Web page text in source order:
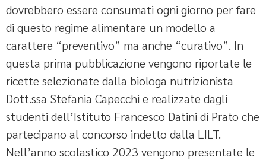
dovrebbero essere consumati ogni giorno per fare
di questo regime alimentare un modello a
carattere “preventivo” ma anche “curativo”. In
questa prima pubblicazione vengono riportate le
ricette selezionate dalla biologa nutrizionista
Dott.ssa Stefania Capecchi e realizzate dagli
studenti dell’Istituto Francesco Datini di Prato che
partecipano al concorso indetto dalla LILT.
Nell’anno scolastico 2023 vengono presentate le